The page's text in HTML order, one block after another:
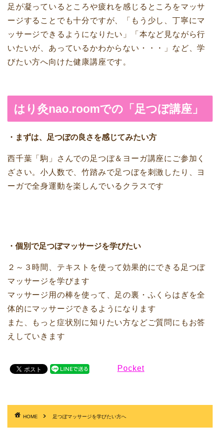
足が凝っているところや疲れを感じるところをマッサ
ージすることでも十分ですが、「もう少し、丁寧にマ
ッサージできるようになりたい」「本など見ながら行
いたいが、あっているかわからない・・・」など、学
びたい方へ向けた健康講座です。
はり灸nao.roomでの「足つぼ講座」
・まずは、足つぼの良さを感じてみたい方
西千葉「駒」さんでの足つぼ＆ヨーガ講座にご参加く
ざさい。小人数で、竹踏みで足つぼを刺激したり、ヨ
ーガで全身運動を楽しんでいるクラスです
・個別で足つぼマッサージを学びたい
２～３時間、テキストを使って効果的にできる足つぼ
マッサージを学びます
マッサージ用の棒を使って、足の裏・ふくらはぎを全
体的にマッサージできるようになります
また、もっと症状別に知りたい方などご質問にもお答
えしていきます
Pocket
HOME 足つぼマッサージを学びたい方へ